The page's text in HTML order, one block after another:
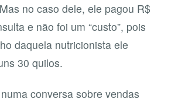
no caso dele, ele pagou R$
e não foi um “custo”, pois
daquela nutricionista ele
30 quilos.
conversa sobre vendas